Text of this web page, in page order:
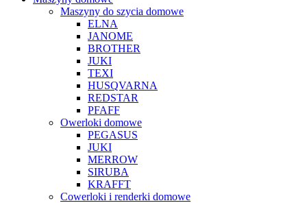
Maszyny do szycia domowe
ELNA
JANOME
BROTHER
JUKI
TEXI
HUSQVARNA
REDSTAR
PFAFF
Owerloki domowe
PEGASUS
JUKI
MERROW
SIRUBA
KRAFFT
Cowerloki i renderki domowe